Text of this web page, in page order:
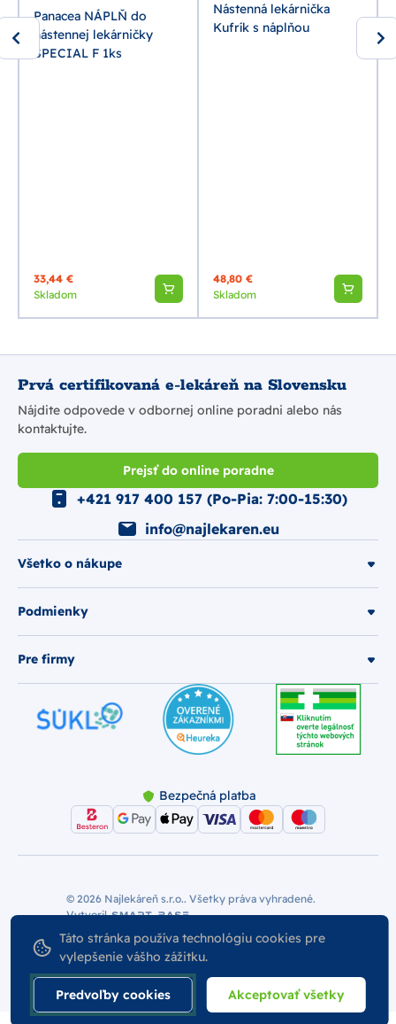
Panacea NÁPLŇ do
nástennej lekárničky
ŠPECIAL F 1ks
33,44 €
Skladom
Nástenná lekárnička
Kufrík s náplňou
48,80 €
Skladom
Prvá certifikovaná e-lekáreň na Slovensku
Nájdite odpovede v odbornej online poradni alebo nás
kontaktujte.
Prejsť do online poradne
Všetko o nákupe
Podmienky
Pre firmy
+421 917 400 157 (Po-Pia: 7:00-15:30)
info@najlekaren.eu
Bezpečná platba
© 2026 Najlekáreň s.r.o.. Všetky práva vyhradené.
Vytvoril
Nastavenie Cookies
Podmienky používania
Odstúpiť od zmluvy
Táto stránka používa technológiu cookies pre
vylepšenie vášho zážitku.
Predvoľby cookies Akceptovať všetky